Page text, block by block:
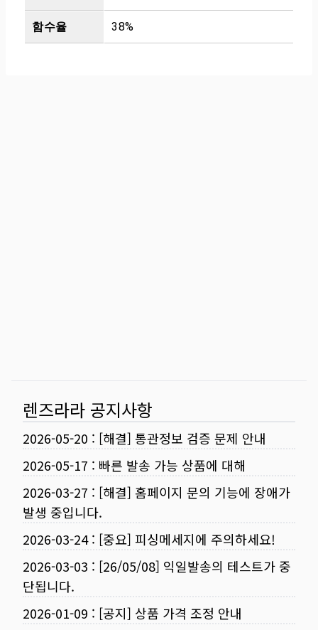
함수율 38%
렌즈라라 공지사항
2026-05-20 : [해결] 통관정보 검증 문제 안내
2026-05-17 : 빠른 발송 가능 상품에 대해
2026-03-27 : [해결] 홈페이지 문의 기능에 장애가
발생 중입니다.
2026-03-24: [중요] 피싱메세지에 주의하세요!
2026-03-03 : [26/05/08] 익일발송의 테스트가 중
단됩니다.
2026-01-09 : [공지] 상품 가격 조정 안내